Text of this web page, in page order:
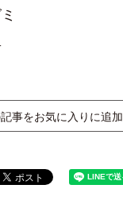
事をお気に入りに追加